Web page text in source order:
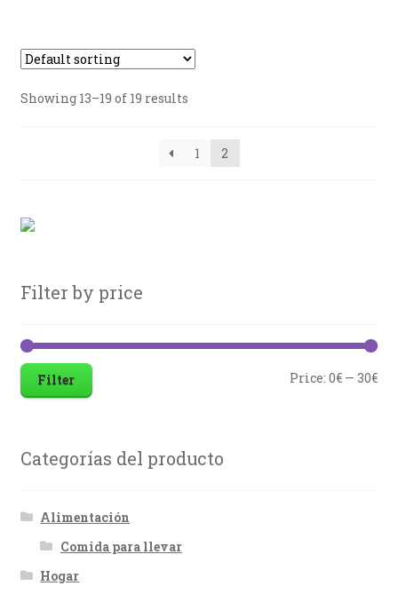
Showing 13–19 of 19 results
1 2
Filter by price
Filter Price:0€ —30€
Categorías del producto
Alimentación
Comida para llevar
Hogar